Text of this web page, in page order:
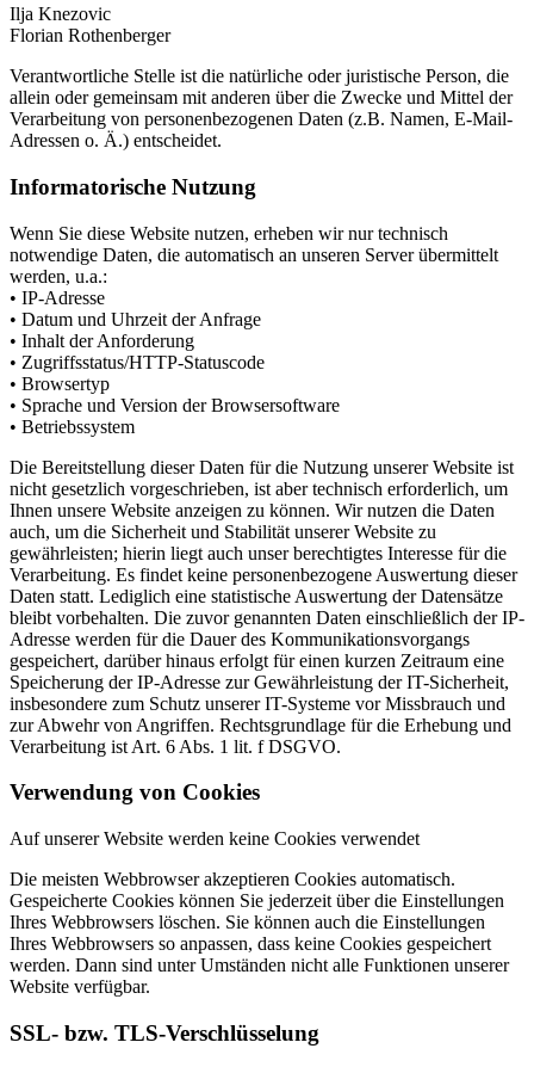
Ilja Knezovic
Florian Rothenberger
Verantwortliche Stelle ist die natürliche oder juristische Person, die
allein oder gemeinsam mit anderen über die Zwecke und Mittel der
Verarbeitung von personenbezogenen Daten (z.B. Namen, E-Mail-
Adressen o. Ä.) entscheidet.
Informatorische Nutzung
Wenn Sie diese Website nutzen, erheben wir nur technisch
notwendige Daten, die automatisch an unseren Server übermittelt
werden, u.a.:
• IP-Adresse
• Datum und Uhrzeit der Anfrage
• Inhalt der Anforderung
• Zugriffsstatus/HTTP-Statuscode
• Browsertyp
• Sprache und Version der Browsersoftware
• Betriebssystem
Die Bereitstellung dieser Daten für die Nutzung unserer Website ist
nicht gesetzlich vorgeschrieben, ist aber technisch erforderlich, um
Ihnen unsere Website anzeigen zu können. Wir nutzen die Daten
auch, um die Sicherheit und Stabilität unserer Website zu
gewährleisten; hierin liegt auch unser berechtigtes Interesse für die
Verarbeitung. Es findet keine personenbezogene Auswertung dieser
Daten statt. Lediglich eine statistische Auswertung der Datensätze
bleibt vorbehalten. Die zuvor genannten Daten einschließlich der IP-
Adresse werden für die Dauer des Kommunikationsvorgangs
gespeichert, darüber hinaus erfolgt für einen kurzen Zeitraum eine
Speicherung der IP-Adresse zur Gewährleistung der IT-Sicherheit,
insbesondere zum Schutz unserer IT-Systeme vor Missbrauch und
zur Abwehr von Angriffen. Rechtsgrundlage für die Erhebung und
Verarbeitung ist Art. 6 Abs. 1 lit. f DSGVO.
Verwendung von Cookies
Auf unserer Website werden keine Cookies verwendet
Die meisten Webbrowser akzeptieren Cookies automatisch.
Gespeicherte Cookies können Sie jederzeit über die Einstellungen
Ihres Webbrowsers löschen. Sie können auch die Einstellungen
Ihres Webbrowsers so anpassen, dass keine Cookies gespeichert
werden. Dann sind unter Umständen nicht alle Funktionen unserer
Website verfügbar.
SSL- bzw. TLS-Verschlüsselung